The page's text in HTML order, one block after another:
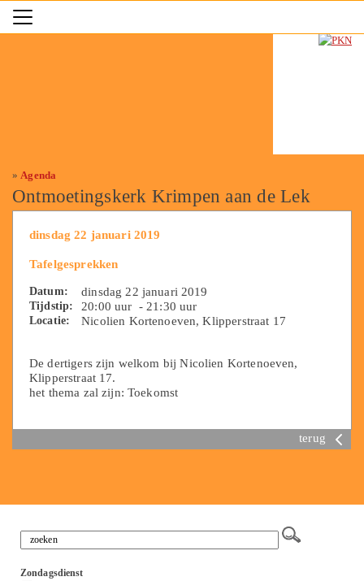
»Agenda
Ontmoetingskerk Krimpen aan de Lek
dinsdag 22 januari 2019
Tafelgesprekken
Datum: dinsdag 22 januari 2019
Tijdstip: 20:00 uur - 21:30 uur
Locatie: Nicolien Kortenoeven, Klipperstraat 17
De dertigers zijn welkom bij Nicolien Kortenoeven,
Klipperstraat 17.
het thema zal zijn: Toekomst
terug
Zondagsdienst